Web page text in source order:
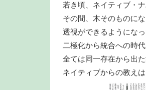
若き頃、ネイティブ・
その間、木そのものに
透視ができるようになっ
二極化から統合への時代
全ては同一存在から出
ネイティブからの教え